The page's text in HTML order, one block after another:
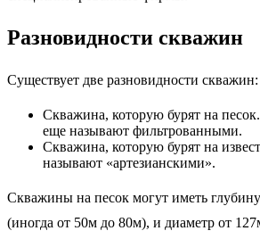
Разновидности скважин
Существует две разновидности скважин:
Скважина, которую бурят на
еще называют фильтрованными.
Скважина, которую бурят на
называют «артезианскими».
Скважины на песок могут иметь
(иногда от 50м до 80м), и диаметр от